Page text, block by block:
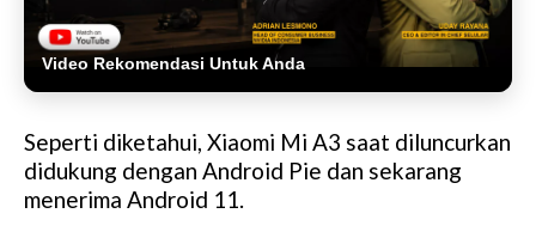
Video Rekomendasi Untuk Anda
Seperti diketahui, Xiaomi Mi A3 saat diluncurkan
didukung dengan Android Pie dan sekarang
menerima Android 11.